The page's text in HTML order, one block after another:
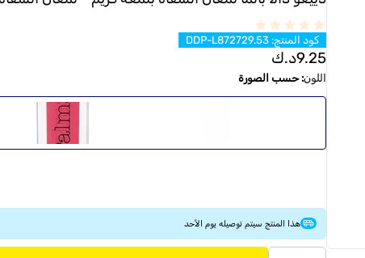
كود المنتج:
DDP-L872729.53
9.25د.ك
اللون:حسب الصورة
هذا المنتج سيتم توصيله يوم الأحد